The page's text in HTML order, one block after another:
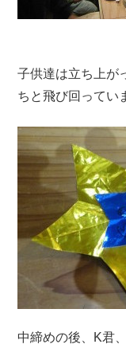
子供達は立ち上が
ちと飛び回ってい
中締めの後、K君